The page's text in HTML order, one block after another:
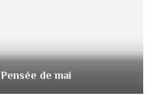
Pensée de mai